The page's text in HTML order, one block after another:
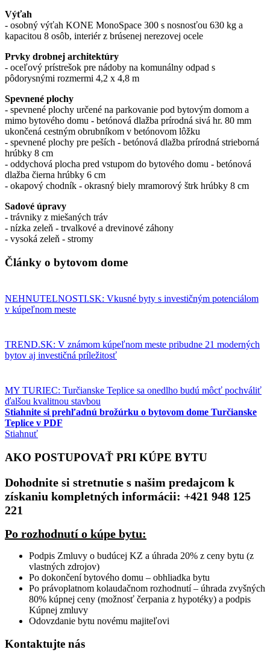
Výťah
- osobný výťah KONE MonoSpace 300 s nosnosťou 630 kg a
kapacitou 8 osôb, interiér z brúsenej nerezovej ocele
Prvky drobnej architektúry
- oceľový prístrešok pre nádoby na komunálny odpad s
pôdorysnými rozmermi 4,2 x 4,8 m
Spevnené plochy
- spevnené plochy určené na parkovanie pod bytovým domom a
mimo bytového domu - betónová dlažba prírodná sivá hr. 80 mm
ukončená cestným obrubníkom v betónovom lôžku
- spevnené plochy pre peších - betónová dlažba prírodná strieborná
hrúbky 8 cm
- oddychová plocha pred vstupom do bytového domu - betónová
dlažba čierna hrúbky 6 cm
- okapový chodník - okrasný biely mramorový štrk hrúbky 8 cm
Sadové úpravy
- trávniky z miešaných tráv
- nízka zeleň - trvalkové a drevinové záhony
- vysoká zeleň - stromy
Články o bytovom dome
NEHNUTELNOSTI.SK: Vkusné byty s investičným potenciálom
v kúpeľnom meste
TREND.SK: V známom kúpeľnom meste pribudne 21 moderných
bytov aj investičná príležitosť
MY TURIEC: Turčianske Teplice sa onedlho budú môcť pochváliť
ďalšou kvalitnou stavbou
Stiahnite si prehľadnú brožúrku o bytovom dome Turčianske
Teplice v PDF
Stiahnuť
AKO POSTUPOVAŤ PRI KÚPE BYTU
Dohodnite si stretnutie s našim predajcom k
získaniu kompletných informácii: +421 948 125
221
Po rozhodnutí o kúpe bytu:
Podpis Zmluvy o budúcej KZ a úhrada 20% z ceny bytu (z
vlastných zdrojov)
Po dokončení bytového domu – obhliadka bytu
Po právoplatnom kolaudačnom rozhodnutí – úhrada zvyšných
80% kúpnej ceny (možnosť čerpania z hypotéky) a podpis
Kúpnej zmluvy
Odovzdanie bytu novému majiteľovi
Kontaktujte nás